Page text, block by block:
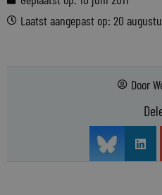
Laatst aangepast op: 20
Door